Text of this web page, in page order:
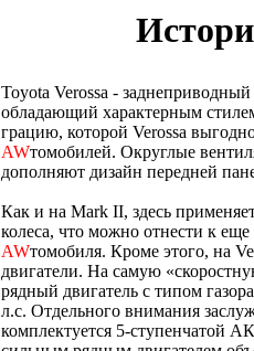
Toyota Verossa -
обладающий характерным
грацию, которой Verossa
AWтомобилей. Округлые
дополняют дизайн передней
Как и на Mark II, здесь
колеса, что можно отнести к
AWтомобиля. Кроме этого, на
двигатели. На самую
рядный двигатель с типом
л.с. Отдельного внимания
комплектуется 5-ступенчатой